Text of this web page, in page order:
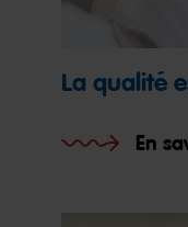
La qualité
En